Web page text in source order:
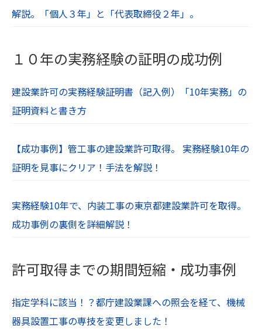
解説。「個人３年」と「代表取締役２年」。
１０年の実務経験の証明の成功例
建設業許可の実務経験証明書（記入例）「10年実務」の
証明資料と書き方
【成功事例】管工事の建設業許可取得。 実務経験10年の
証明を見事にクリア！手法を解説！
実務経験10年で、内装工事の東京都建設業許可を取得。
成功事例の裏側を詳細解説！
許可取得までの期間短縮・成功事例
指定学科に該当！？都庁建設業課への照会を経て、機械
器具設置工事の専技を変更しました！